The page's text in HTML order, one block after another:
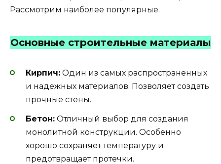
Рассмотрим наиболее популярные.
Основные строительные материалы
Кирпич: Один из самых распространенных
и надежных материалов. Позволяет создать
прочные стены.
Бетон: Отличный выбор для создания
монолитной конструкции. Особенно
хорошо сохраняет температуру и
предотвращает протечки.